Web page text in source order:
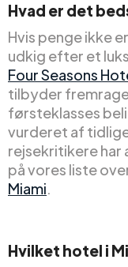
Hvad er det
Hvis penge ikke
udkig efter et
Four Seasons
tilbyder
førsteklasses
vurderet af
rejsekritikere har
på vores liste
Miami.
Hvilket hotel i